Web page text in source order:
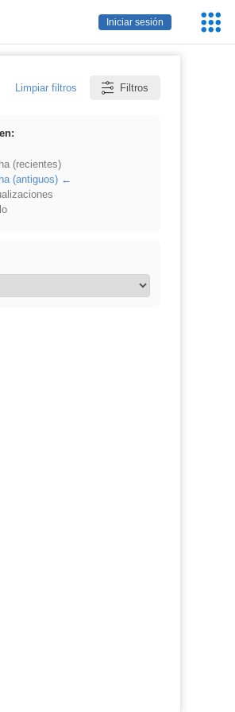
Iniciar sesión
Limpiar filtros Filtros
(recientes)
(antiguos)